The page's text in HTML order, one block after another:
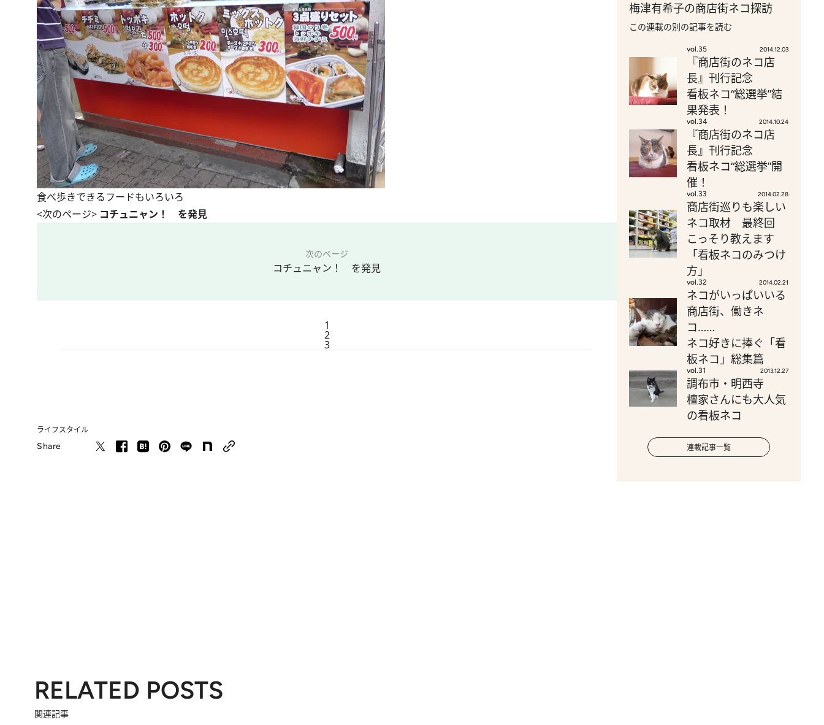
食べ歩きできるフードもいろいろ
<次のページ> コチュニャン！ を発見
次のページ
コチュニャン！ を発見
1
2
3
ライフスタイル
Share
梅津有希子の商店街ネコ探訪
この連載の別の記事を読む
vol.35 2014.12.03
『商店街のネコ店
長』刊行記念
看板ネコ“総選挙”結
果発表！
vol.34 2014.10.24
『商店街のネコ店
長』刊行記念
看板ネコ“総選挙”開
催！
vol.33 2014.02.28
商店街巡りも楽しい
ネコ取材 最終回
こっそり教えます
「看板ネコのみつけ
方」
vol.32 2014.02.21
ネコがいっぱいいる
商店街、働きネ
コ……
ネコ好きに捧ぐ「看
板ネコ」総集篇
vol.31 2013.12.27
調布市・明西寺
檀家さんにも大人気
の看板ネコ
連載記事一覧
RELATED POSTS
関連記事